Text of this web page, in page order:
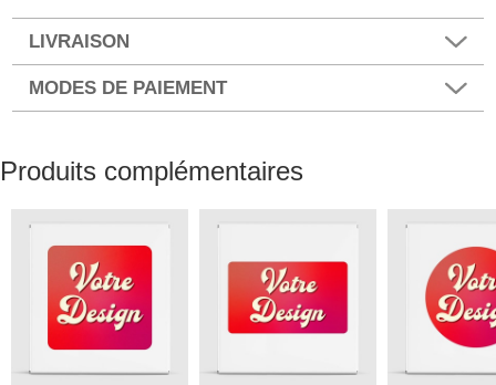
LIVRAISON
MODES DE PAIEMENT
Produits complémentaires